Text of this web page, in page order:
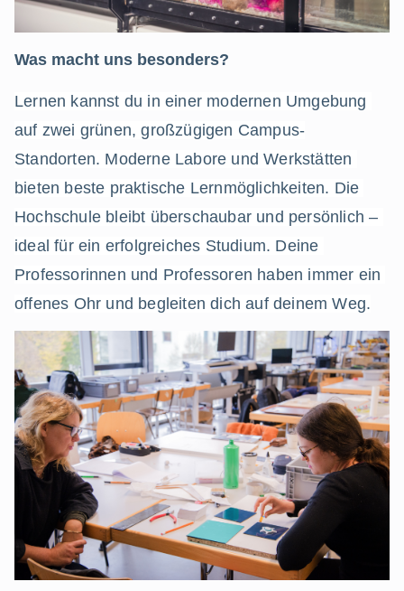
Was macht uns besonders?
Lernen kannst du in einer modernen Umgebung
auf zwei grünen, großzügigen Campus-
Standorten. Moderne Labore und Werkstätten
bieten beste praktische Lernmöglichkeiten. Die
Hochschule bleibt überschaubar und persönlich –
ideal für ein erfolgreiches Studium. Deine
Professorinnen und Professoren haben immer ein
offenes Ohr und begleiten dich auf deinem Weg.